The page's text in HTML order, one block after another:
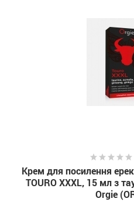
Крем для посилення
TOURO XXXL, 15 мл з
Orgie